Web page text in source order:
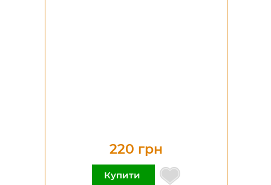
220 грн
Купити